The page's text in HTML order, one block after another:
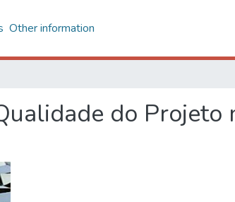
Other information
do Projeto